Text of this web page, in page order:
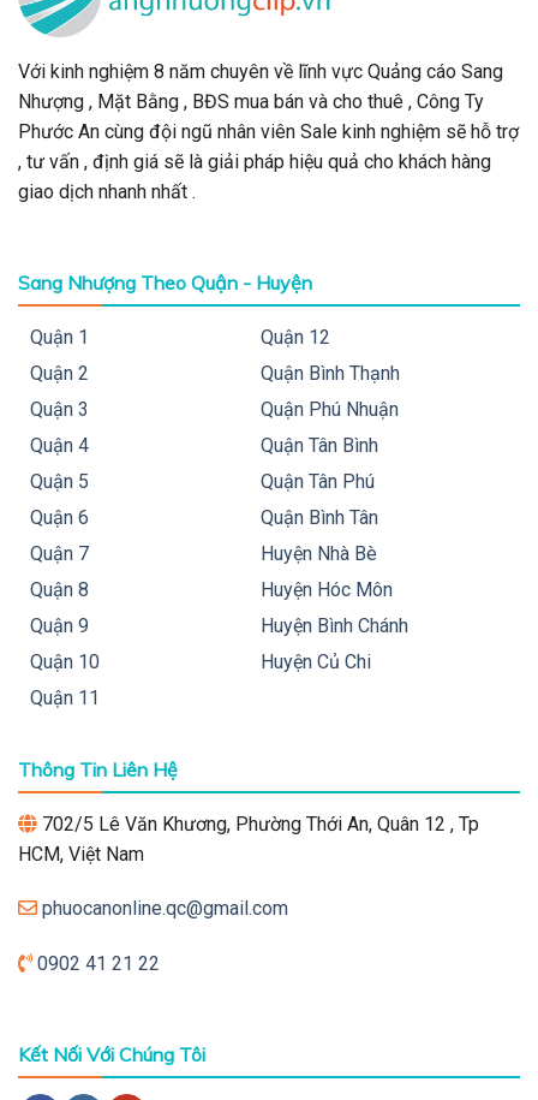
Với kinh nghiệm 8 năm chuyên về lĩnh vực Quảng cáo Sang
Nhượng , Mặt Bằng , BĐS mua bán và cho thuê , Công Ty
Phước An cùng đội ngũ nhân viên Sale kinh nghiệm sẽ hỗ trợ
, tư vấn , định giá sẽ là giải pháp hiệu quả cho khách hàng
giao dịch nhanh nhất .
Sang Nhượng Theo Quận - Huyện
Quận 1
Quận 2
Quận 3
Quận 4
Quận 5
Quận 6
Quận 7
Quận 8
Quận 9
Quận 10
Quận 11
Quận 12
Quận Bình Thạnh
Quận Phú Nhuận
Quận Tân Bình
Quận Tân Phú
Quận Bình Tân
Huyện Nhà Bè
Huyện Hóc Môn
Huyện Bình Chánh
Huyện Củ Chi
Thông Tin Liên Hệ
702/5 Lê Văn Khương, Phường Thới An, Quân 12 , Tp
HCM, Việt Nam
phuocanonline.qc@gmail.com
0902 41 21 22
Kết Nối Với Chúng Tôi